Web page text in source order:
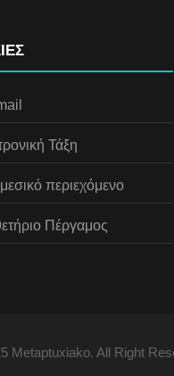
Τάξη
περιεχόμενο
Πέργαμος
Metaptuxiako. All Right